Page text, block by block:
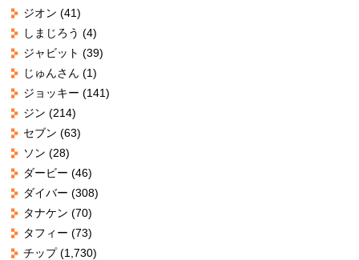
ジオン (41)
しまじろう (4)
ジャビット (39)
じゅんさん (1)
ジョッキー (141)
ジン (214)
セブン (63)
ソン (28)
ダービー (46)
ダイバー (308)
タナケン (70)
タフィー (73)
チップ(1,730)